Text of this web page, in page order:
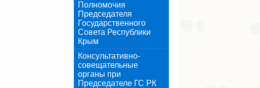
Полномочия
Председателя
Государственного
Совета Республики
Крым
Консультативно-
совещательные
органы при
Председателе ГС РК